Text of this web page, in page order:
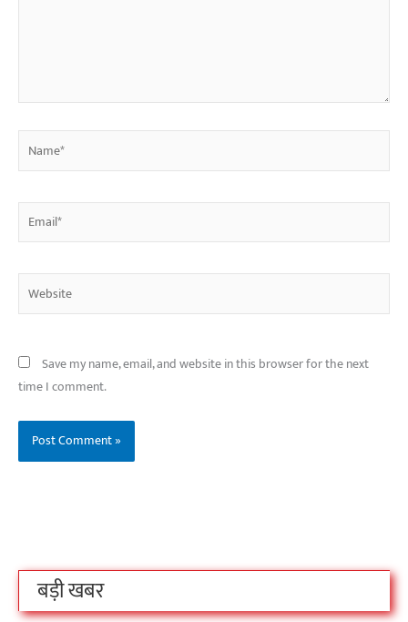
Save my name, email, and website in this browser for the next
time I comment.
बड़ी खबर